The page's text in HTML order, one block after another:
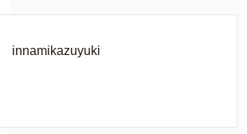
innamikazuyuki